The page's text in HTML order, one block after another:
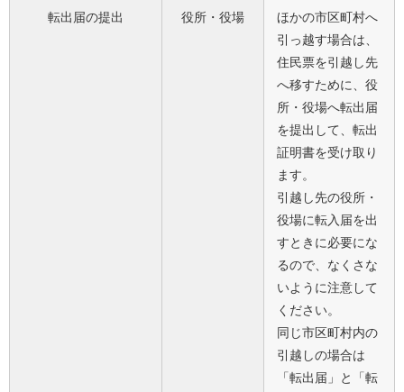
転出届の提出 役所・役場
ほかの市区町村へ
引っ越す場合は、
住民票を引越し先
へ移すために、役
所・役場へ転出届
を提出して、転出
証明書を受け取り
ます。
引越し先の役所・
役場に転入届を出
すときに必要にな
るので、なくさな
いように注意して
ください。
同じ市区町村内の
引越しの場合は
「転出届」と「転